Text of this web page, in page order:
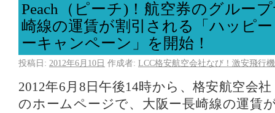
Peach（ピーチ)！航空券のグルー
崎線の運賃が割引される「ハッピ
ーキャンペーン」を開始！
投稿日: 2012年6月10日 作成者: LCC格安航空会社なび！激安飛行
2012年6月8日午後14時から、格安航空会社
のホームページで、大阪ー長崎線の運賃